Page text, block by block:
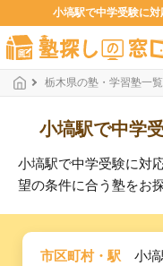
小塙駅で中学受験に対
栃木県の塾・学習塾一覧
小塙駅で中学
小塙駅で中学受験に対
望の条件に合う塾をお
市区町村・駅 小